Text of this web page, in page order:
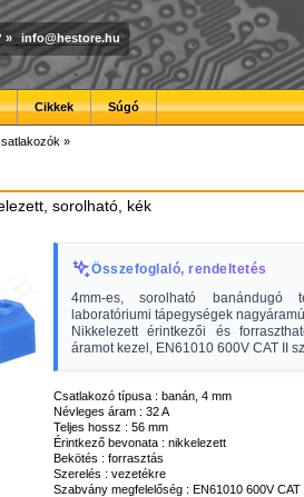
» info@hestore.hu
Cikkek Súgó
»
sorolható, kék
Összefoglaló, rendeltetés
4mm-es, sorolható banándugó
laboratóriumi tápegységek
Nikkelezett érintkezői és
áramot kezel, EN61010 600V CAT II
Csatlakozó típusa : banán, 4 mm
Névleges áram : 32 A
Teljes hossz : 56 mm
Érintkező bevonata : nikkelezett
Bekötés : forrasztás
Szerelés : vezetékre
Szabvány megfelelőség : EN61010 600V CAT